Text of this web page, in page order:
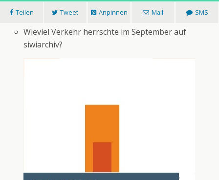
Teilen Tweet Anpinnen Mail SMS
Wieviel Verkehr herrschte im September auf
siwiarchiv?